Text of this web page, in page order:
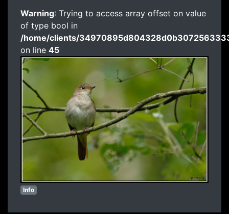
Warning: Trying to access array offset on value
of type bool in
/home/clients/
on line 45
Info